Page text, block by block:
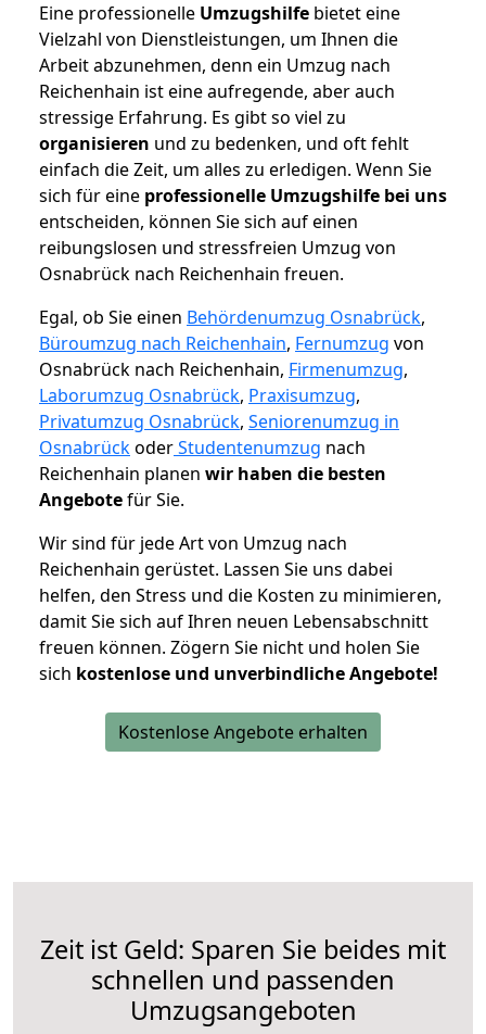
Eine professionelle Umzugshilfe bietet eine
Vielzahl von Dienstleistungen, um Ihnen die
Arbeit abzunehmen, denn ein Umzug nach
Reichenhain ist eine aufregende, aber auch
stressige Erfahrung. Es gibt so viel zu
organisieren und zu bedenken, und oft fehlt
einfach die Zeit, um alles zu erledigen. Wenn Sie
sich für eine professionelle Umzugshilfe bei uns
entscheiden, können Sie sich auf einen
reibungslosen und stressfreien Umzug von
Osnabrück nach Reichenhain freuen.
Egal, ob Sie einen Behördenumzug Osnabrück,
Büroumzug nach Reichenhain, Fernumzug von
Osnabrück nach Reichenhain, Firmenumzug,
Laborumzug Osnabrück, Praxisumzug,
Privatumzug Osnabrück, Seniorenumzug in
OsnabrückoderStudentenumzug nach
Reichenhain planen wir haben die besten
Angebotefür Sie.
Wir sind für jede Art von Umzug nach
Reichenhain gerüstet. Lassen Sie uns dabei
helfen, den Stress und die Kosten zu minimieren,
damit Sie sich auf Ihren neuen Lebensabschnitt
freuen können. Zögern Sie nicht und holen Sie
sich kostenlose und unverbindliche Angebote!
Kostenlose Angebote erhalten
Zeit ist Geld: Sparen Sie beides mit
schnellen und passenden
Umzugsangeboten